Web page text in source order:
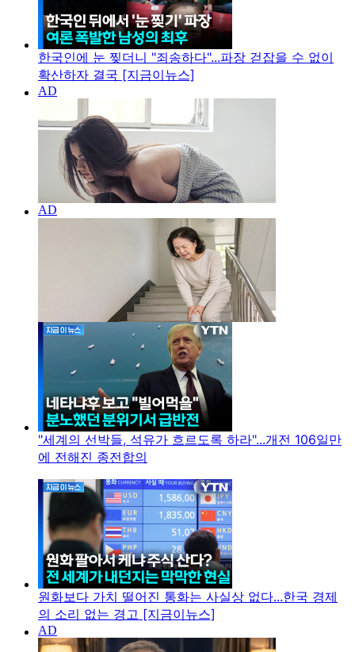
한국인에 눈 찢더니 "죄송하다"...파장 걷잡을 수 없이
확산하자 결국 [지금이뉴스]
"세계의 선박들, 석유가 흐르도록 하라"...개전 106일만
에 전해진 종전합의
원화보다 가치 떨어진 통화는 사실상 없다...한국 경제
의 소리 없는 경고 [지금이뉴스]